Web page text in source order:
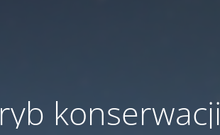
konserwacji